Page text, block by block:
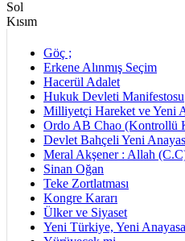
Göç ;
Erkene Alınmış Seçim
Hacerül Adalet
Hukuk Devleti Manifestosu
Milliyetçi Hareket ve Yeni
Ordo AB Chao (Kontrollü
Devlet Bahçeli Yeni
Meral Akşener : Allah
Sinan Oğan
Teke Zortlatması
Kongre Kararı
Ülker ve Siyaset
Yeni Türkiye, Yeni